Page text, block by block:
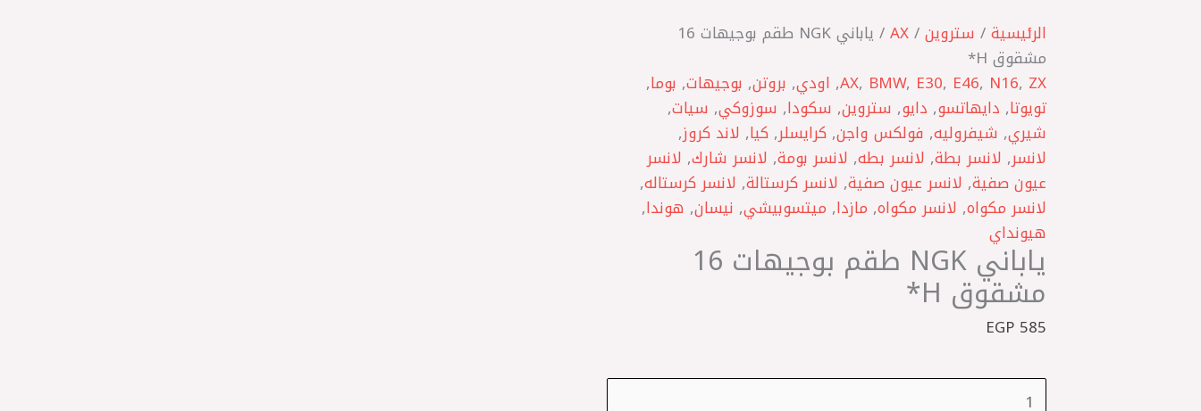
الرئيسية/ ستروين/
AX
/ ياباني NGK طقم بوجيهات 16
مشقوق H*
AX, BMW, E30, E46, N16, ZX
, اودي, بروتن, بوجيهات, بوما,
تويوتا, دايهاتسو, دايو, ستروين, سكودا, سوزوكي, سيات,
شيري, شيفروليه, فولكس واجن, كرايسلر, كيا, لاند كروز,
لانسر, لانسر بطة, لانسر بطه, لانسر بومة, لانسر شارك, لانسر
عيون صفية, لانسر عيون صفية, لانسر كرستالة, لانسر كرستاله,
لانسر مكواه, لانسر مكواه, مازدا, ميتسوبيشي, نيسان, هوندا,
هيونداي
ياباني NGK طقم بوجيهات 16
مشقوق H*
EGP 585
ياباني
NGK
طقم
بوجيهات
16
مشقوق
H*